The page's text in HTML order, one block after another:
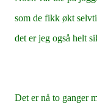
som de fikk økt
det er jeg også helt
Det er nå to ganger